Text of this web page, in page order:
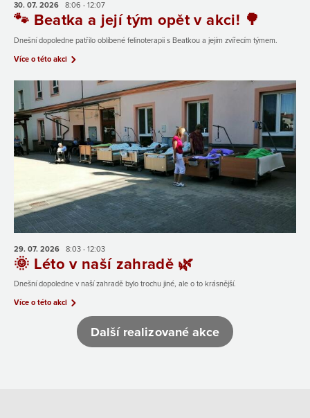
30. 07. 2026 8:06 - 12:07
🐾 Beatka a její tým opět v akci! 🌳
Dnešní dopoledne patřilo oblíbené felinoterapii s Beatkou a jejím zvířecím týmem.
Více o této akci
29. 07. 2026 8:03 - 12:03
🌞 Léto v naší zahradě 🌿
Dnešní dopoledne v naší zahradě bylo trochu jiné, ale o to krásnější.
Více o této akci
Další realizované akce